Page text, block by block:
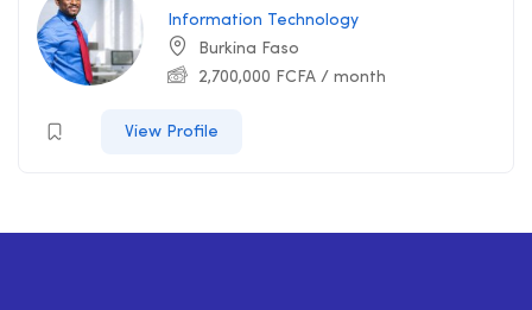
Information Technology
Burkina Faso
2,700,000 FCFA / month
View Profile